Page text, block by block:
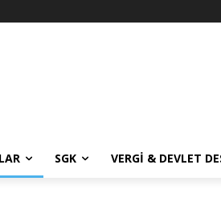
SGK VERGI & DEVLET